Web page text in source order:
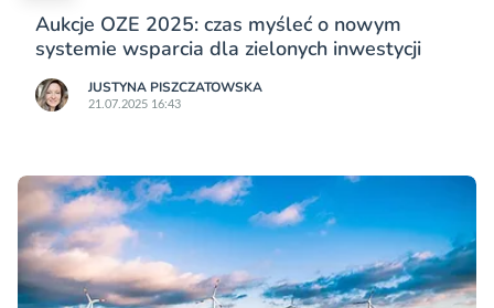
Aukcje OZE 2025: czas myśleć o nowym
systemie wsparcia dla zielonych inwestycji
JUSTYNA PISZCZATOWSKA
21.07.2025 16:43